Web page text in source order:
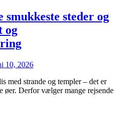
steder og
og
10, 2026
med strande og templer – det er
øer. Derfor vælger mange rejsende